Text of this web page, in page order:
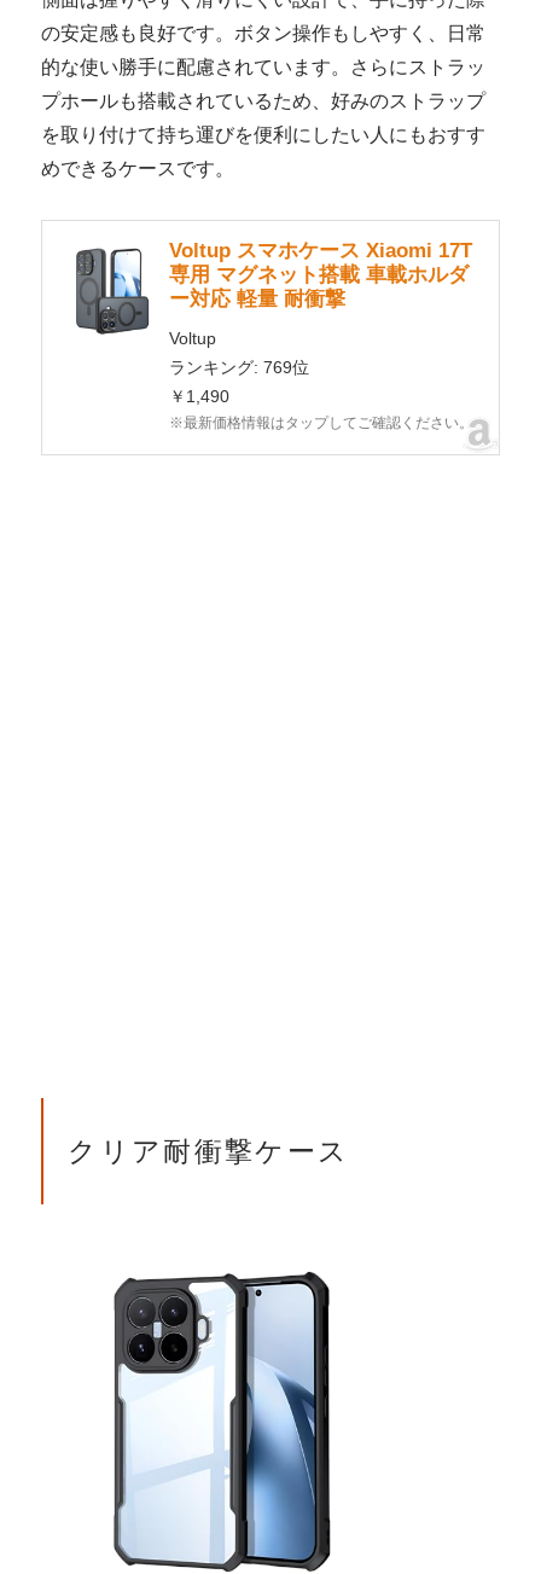
の安定感も良好です。ボタン操作もしやすく、日常
的な使い勝手に配慮されています。さらにストラッ
プホールも搭載されているため、好みのストラップ
を取り付けて持ち運びを便利にしたい人にもおすす
めできるケースです。
Voltup スマホケース Xiaomi 17T
専用 マグネット搭載 車載ホルダ
ー対応 軽量 耐衝撃
Voltup
ランキング: 769位
￥1,490
※最新価格情報はタップしてご確認ください。
クリア耐衝撃ケース